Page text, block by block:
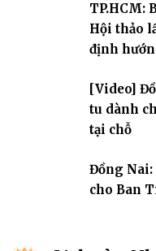
chỗ khu vực VII, VIII và
TP.HCM:
Hội thảo
định
[Video]
tu dành
tại chỗ
Đồng Nai:
cho Ban